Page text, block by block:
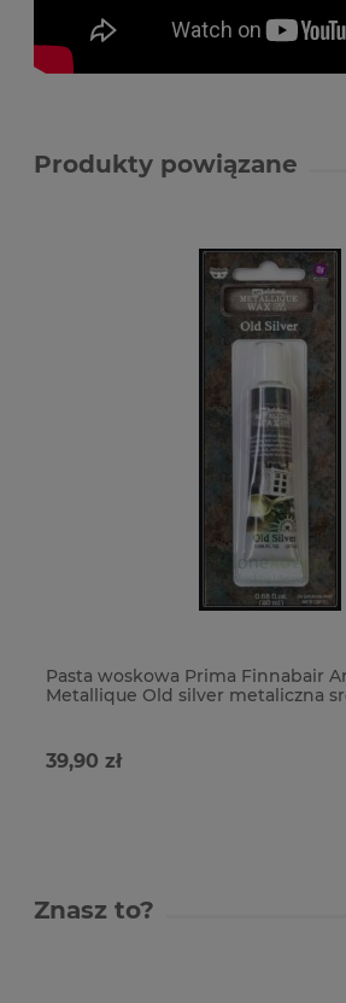
Produkty powiązane
Pasta woskowa Prima Finnabair
Metallique Old silver metaliczna
39,90 zł
Znasz to?